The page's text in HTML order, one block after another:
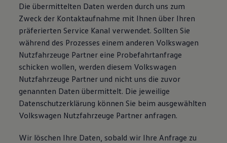
Die übermittelten Daten werden durch uns zum
Zweck der Kontaktaufnahme mit Ihnen über Ihren
präferierten Service Kanal verwendet. Sollten Sie
während des Prozesses einem anderen Volkswagen
Nutzfahrzeuge Partner eine Probefahrtanfrage
schicken wollen, werden diesem Volkswagen
Nutzfahrzeuge Partner und nicht uns die zuvor
genannten Daten übermittelt. Die jeweilige
Datenschutzerklärung können Sie beim ausgewählten
Volkswagen Nutzfahrzeuge Partner anfragen.
Wir löschen Ihre Daten, sobald wir Ihre Anfrage zu